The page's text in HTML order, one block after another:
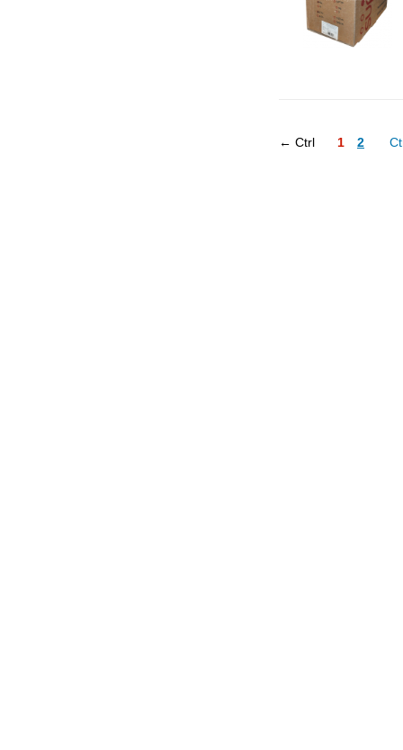
← Ctrl 1 2